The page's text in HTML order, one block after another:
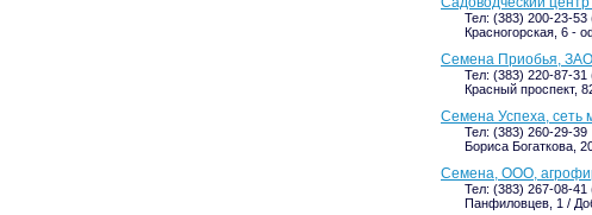
Тел: (383) 200-23-
Красногорская, 6 -
Семена Приобья,
Тел: (383) 220-87-
Красный проспект,
Семена Успеха, сеть
Тел: (383) 260-29-39
Бориса Богаткова,
Семена, ООО,
Тел: (383) 267-08-41
Панфиловцев, 1 /